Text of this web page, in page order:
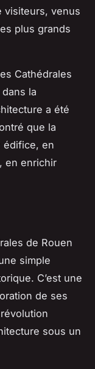
visiteurs, venus
plus grands
Cathédrales
la
a été
que la
édifice, en
en enrichir
de Rouen
simple
C’est une
de ses
sous un